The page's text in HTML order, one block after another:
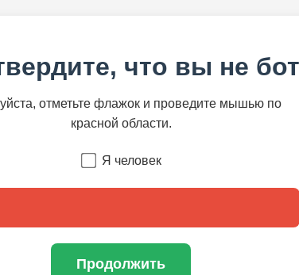
что вы не бот
отметьте флажок и проведите мышью по
красной области.
Я человек
Продолжить